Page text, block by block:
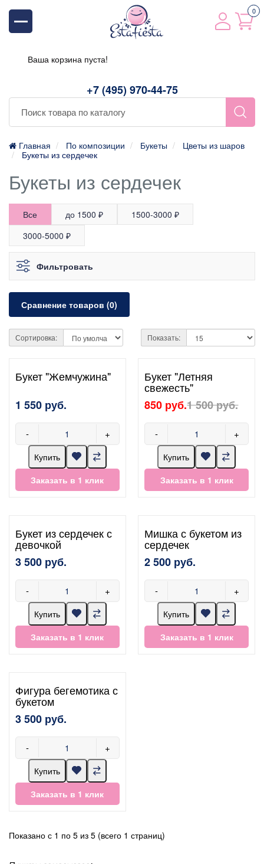
+7 (495) 970-44-75
0
Ваша корзина пуста!
Главная По композиции Букеты
Цветы из шаров
Букеты из сердечек
Букеты из сердечек
Все до 1500 ₽
1500-3000 ₽
3000-5000 ₽
Фильтровать
Сравнение товаров (0)
Сортировка: Показать:
Букет "Жемчужина"
1 550 руб.
- +
Купить
Заказать в 1 клик
Букет "Летняя
свежесть"
850 руб.1 500 руб.
- +
Купить
Заказать в 1 клик
Букет из сердечек с
девочкой
3 500 руб.
- +
Купить
Заказать в 1 клик
Мишка с букетом из
сердечек
2 500 руб.
- +
Купить
Заказать в 1 клик
Фигура бегемотика с
букетом
3 500 руб.
- +
Купить
Заказать в 1 клик
Показано с 1 по 5 из 5 (всего 1 страниц)